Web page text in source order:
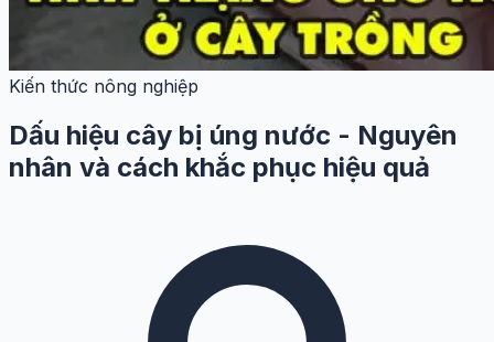
Kiến thức nông nghiệp
Dấu hiệu cây bị úng nước - Nguyên
nhân và cách khắc phục hiệu quả